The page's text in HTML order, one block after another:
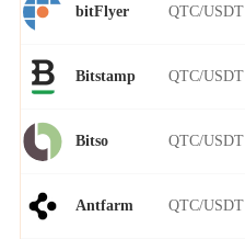
bitFlyer QTC/USDT
Bitstamp QTC/USDT
Bitso QTC/USDT
Antfarm QTC/USDT